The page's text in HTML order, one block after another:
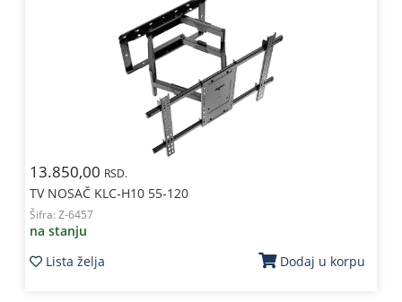
13.850,00 RSD.
TV NOSAČ KLC-H10 55-120
Šifra: Z-6457
na stanju
Lista želja
Dodaj u korpu